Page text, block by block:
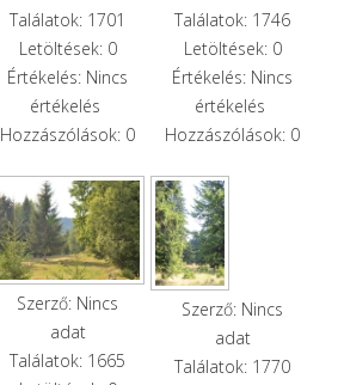
Találatok: 1701
Letöltések: 0
Értékelés: Nincs
értékelés
Hozzászólások: 0
Találatok: 1746
Letöltések: 0
Értékelés: Nincs
értékelés
Hozzászólások: 0
Szerző: Nincs
adat
Találatok: 1665
Szerző: Nincs
adat
Találatok: 1770